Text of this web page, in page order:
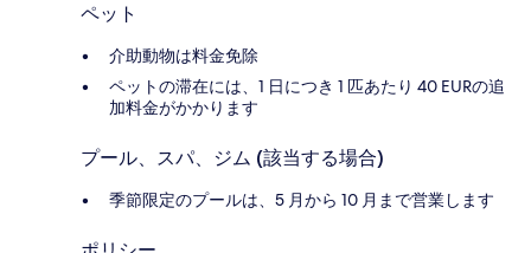
ペット
介助動物は料金免除
ペットの滞在には、1 日につき 1 匹あたり 40 EURの追
加料金がかかります
プール、スパ、ジム (該当する場合)
季節限定のプールは、5 月から 10 月まで営業します